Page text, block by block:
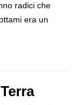
radici che
era un